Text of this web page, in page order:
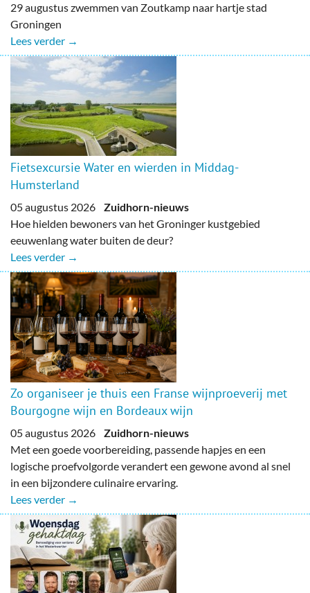
29 augustus zwemmen van Zoutkamp naar hartje stad
Groningen
Lees verder →
Fietsexcursie Water en wierden in Middag-
Humsterland
05 augustus 2026 Zuidhorn-nieuws
Hoe hielden bewoners van het Groninger kustgebied
eeuwenlang water buiten de deur?
Lees verder →
Zo organiseer je thuis een Franse wijnproeverij met
Bourgogne wijn en Bordeaux wijn
05 augustus 2026 Zuidhorn-nieuws
Met een goede voorbereiding, passende hapjes en een
logische proefvolgorde verandert een gewone avond al snel
in een bijzondere culinaire ervaring.
Lees verder →